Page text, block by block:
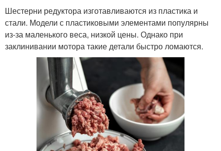
Шестерни редуктора изготавливаются из пластика и
стали. Модели с пластиковыми элементами популярны
из-за маленького веса, низкой цены. Однако при
заклинивании мотора такие детали быстро ломаются.